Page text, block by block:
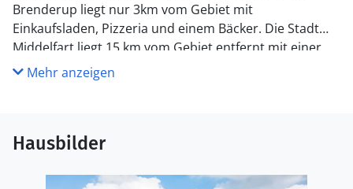
Brenderup liegt nur 3km vom Gebiet mit
Einkaufsladen, Pizzeria und einem Bäcker. Die Stadt
Middelfart liegt 15 km vom Gebiet entfernt mit einer
schönen Fußgängerzone, Restaurants und einer
restaurierten Hafenfront. 30 Autominuten vom Gebiet
Hans Christian Andersen-Haus und viele interessante
an Fußgängerzonen mit vielen Geschäften, Cafés und
Mehr anzeigen
Hausbilder